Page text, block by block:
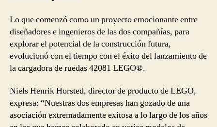
Lo que comenzó como un proyecto emocionante entre
diseñadores e ingenieros de las dos compañías, para
explorar el potencial de la construcción futura,
evolucionó con el tiempo con el éxito del lanzamiento de
la cargadora de ruedas 42081 LEGO®.
Niels Henrik Horsted, director de producto de LEGO,
expresa: “Nuestras dos empresas han gozado de una
asociación extremadamente exitosa a lo largo de los años